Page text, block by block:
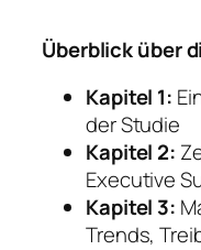
Überblick über
Kapitel 1:
der Studie
Kapitel 2:
Executive
Kapitel 3:
Trends,